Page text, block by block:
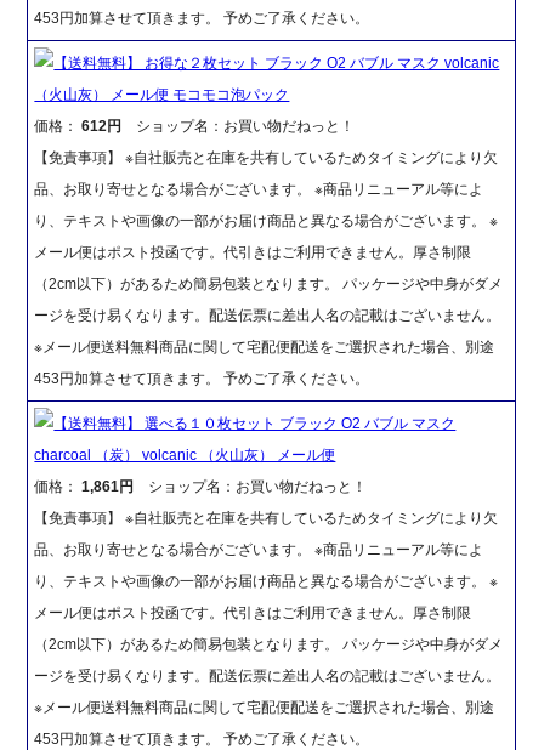
453円加算させて頂きます。 予めご了承ください。
【送料無料】 お得な２枚セット ブラック O2 バブル マスク volcanic
（火山灰） メール便 モコモコ泡パック
価格：612円
ショップ名：お買い物だねっと！
【免責事項】 ※自社販売と在庫を共有しているためタイミングにより欠
品、お取り寄せとなる場合がございます。 ※商品リニューアル等によ
り、テキストや画像の一部がお届け商品と異なる場合がございます。 ※
メール便はポスト投函です。代引きはご利用できません。厚さ制限
（2cm以下）があるため簡易包装となります。 パッケージや中身がダメ
ージを受け易くなります。配送伝票に差出人名の記載はございません。
※メール便送料無料商品に関して宅配便配送をご選択された場合、別途
453円加算させて頂きます。 予めご了承ください。
【送料無料】 選べる１０枚セット ブラック O2 バブル マスク
charcoal （炭） volcanic （火山灰） メール便
価格：1,861円
ショップ名：お買い物だねっと！
【免責事項】 ※自社販売と在庫を共有しているためタイミングにより欠
品、お取り寄せとなる場合がございます。 ※商品リニューアル等によ
り、テキストや画像の一部がお届け商品と異なる場合がございます。 ※
メール便はポスト投函です。代引きはご利用できません。厚さ制限
（2cm以下）があるため簡易包装となります。 パッケージや中身がダメ
ージを受け易くなります。配送伝票に差出人名の記載はございません。
※メール便送料無料商品に関して宅配便配送をご選択された場合、別途
453円加算させて頂きます。 予めご了承ください。